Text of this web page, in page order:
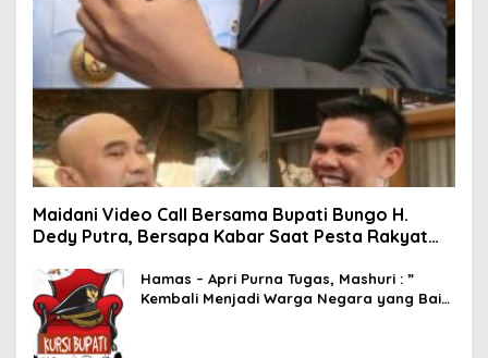
Maidani Video Call Bersama Bupati Bungo H.
Dedy Putra, Bersapa Kabar Saat Pesta Rakyat
Hamas – Apri Purna Tugas, Mashuri : ”
Kembali Menjadi Warga Negara yang Baik,